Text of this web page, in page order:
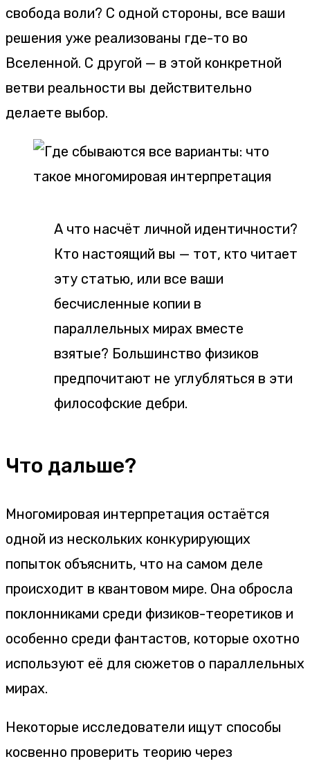
свобода воли? С одной стороны, все ваши
решения уже реализованы где-то во
Вселенной. С другой — в этой конкретной
ветви реальности вы действительно
делаете выбор.
А что насчёт личной идентичности?
Кто настоящий вы — тот, кто читает
эту статью, или все ваши
бесчисленные копии в
параллельных мирах вместе
взятые? Большинство физиков
предпочитают не углубляться в эти
философские дебри.
Что дальше?
Многомировая интерпретация остаётся
одной из нескольких конкурирующих
попыток объяснить, что на самом деле
происходит в квантовом мире. Она обросла
поклонниками среди физиков-теоретиков и
особенно среди фантастов, которые охотно
используют её для сюжетов о параллельных
мирах.
Некоторые исследователи ищут способы
косвенно проверить теорию через